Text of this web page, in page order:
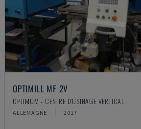
OPTIMILL MF 2V
OPTIMUM - CENTRE D'USINAGE VERTICAL
ALLEMAGNE 2017